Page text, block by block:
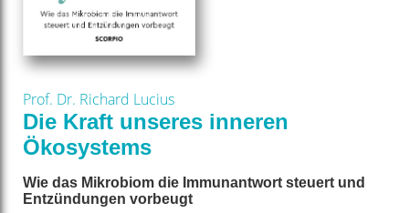
Prof. Dr. Richard Lucius
Die Kraft unseres inneren
Ökosystems
Wie das Mikrobiom die Immunantwort steuert und
Entzündungen vorbeugt